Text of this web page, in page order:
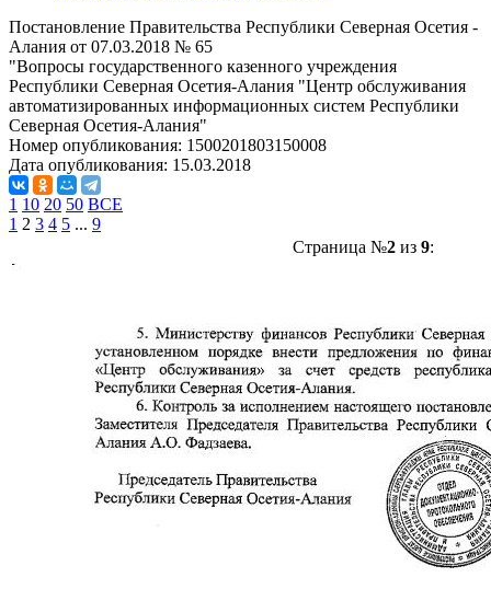
Постановление Правительства Республики Северная Осетия -
Алания от 07.03.2018 № 65
"Вопросы государственного казенного учреждения
Республики Северная Осетия-Алания "Центр обслуживания
автоматизированных информационных систем Республики
Северная Осетия-Алания"
Номер опубликования: 1500201803150008
Дата опубликования: 15.03.2018
1 10 20 50 ВСЕ
1 2 3 4 5 ... 9
Страница №2из 9: